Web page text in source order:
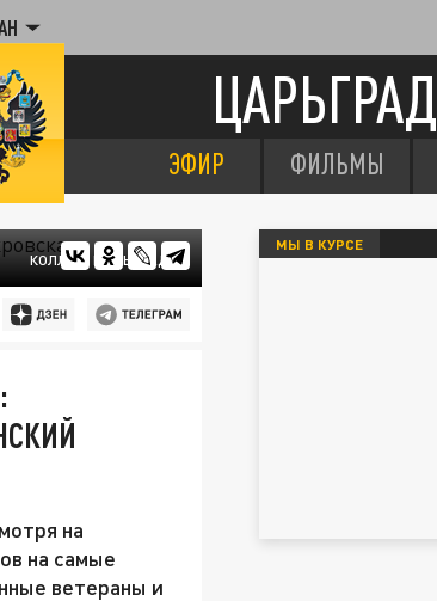
ЦАРЬГРАД
ЭФИР ФИЛЬМЫ
КОЛЛАЖ ЦАРЬГРАДА
на
на самые
ветераны и
МЫ В КУРСЕ